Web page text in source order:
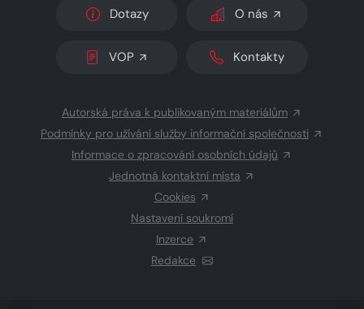
Dotazy O nás
VOP Kontakty
Autorská práva k publikovaným materiálům
Podmínky pro užívání služby informační společnosti
Informace o zpracování osobních údajů
Jednotná kontaktní místa
Cookies
Nastavení soukromí
Inzerce
Redakce